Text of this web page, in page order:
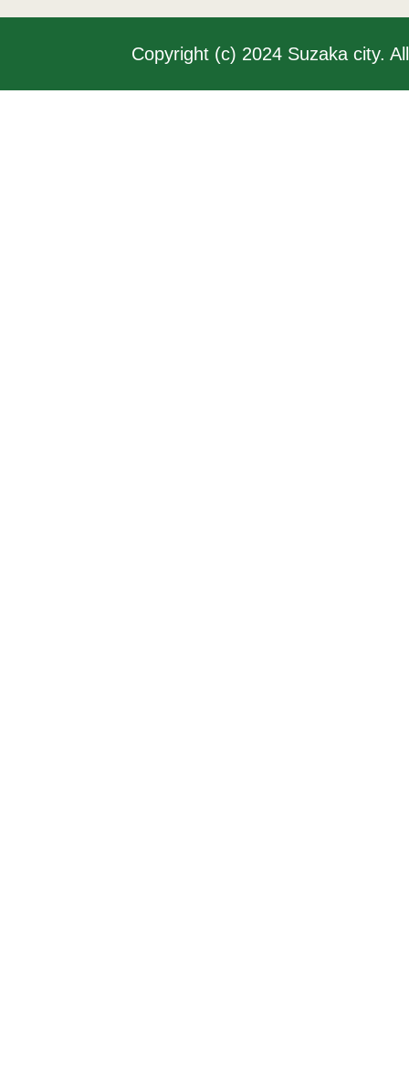
Copyright (c) 2024 Suzaka city.